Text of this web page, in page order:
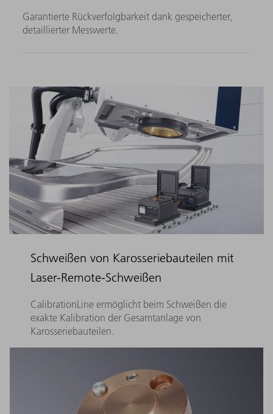
Garantierte Rückverfolgbarkeit dank gespeicherter,
detaillierter Messwerte.
Schweißen von Karosseriebauteilen mit
Laser-Remote-Schweißen
CalibrationLine ermöglicht beim Schweißen die
exakte Kalibration der Gesamtanlage von
Karosseriebauteilen.